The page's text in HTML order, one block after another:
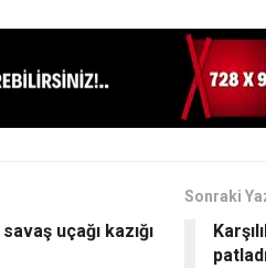
uçağı kazığı
Sonraki